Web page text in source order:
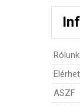
Rólunk
ASZF